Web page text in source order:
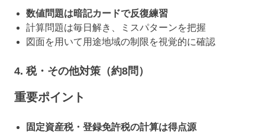
数値問題は暗記カードで反復練習
計算問題は毎日解き、ミスパターンを把握
図面を用いて用途地域の制限を視覚的に確認
4. 税・その他対策（約8問）
重要ポイント
固定資産税・登録免許税の計算は得点源